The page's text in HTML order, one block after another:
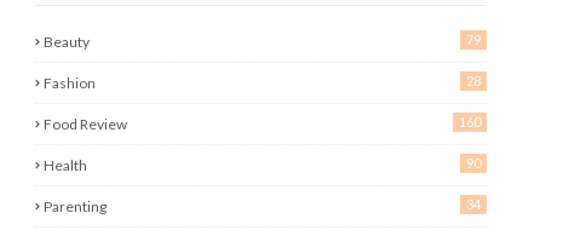
Beauty 79
Fashion 28
Food Review 160
Health 90
Parenting 34